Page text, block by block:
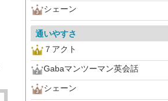
シェーン
通いやすさ
７アクト
Gabaマンツーマン英会話
シェーン